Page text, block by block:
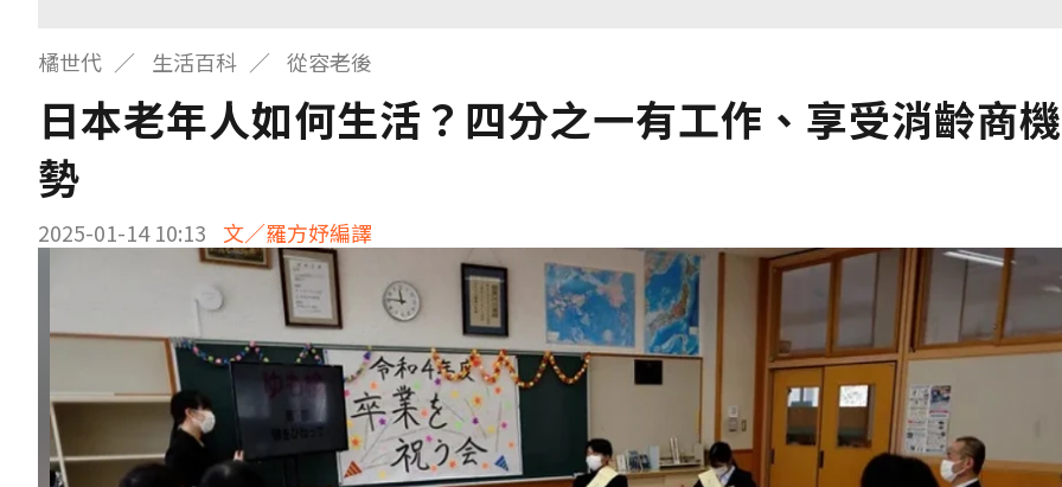
橘世代 生活百科 從容老後
日本老年人如何生活？四分之一有工作、享受消齡商
勢
2025-01-14 10:13 文／羅方妤編譯